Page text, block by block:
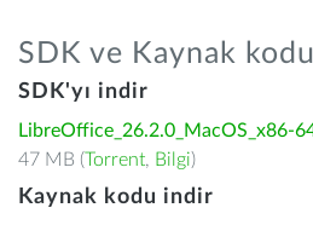
SDK ve Kaynak kodu
SDK'yı indir
LibreOffice_26.2.0_MacOS_x86-
47 MB (Torrent, Bilgi)
Kaynak kodu indir